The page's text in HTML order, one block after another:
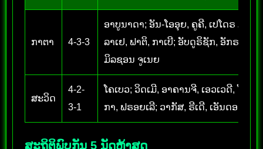
ກາຕາ 4-3-3
ອາບູນາດາ; ອັນ-ໂອອຸຍ, ຄູຄີ, ເປໂດຣ ມິເກວ
ລາເຢ, ຟາຕິ, ກາເບີ; ອັບດູຣິຊັກ, ອັກຣາມ ອ
ມິລຊອນ ຈູເນຍ
ສະວິດ
4-2-
3-1
ໂຄເບວ; ວິດເມີ, ອາຄານຈີ, ເອວເວດີ, ໂຣດ
ກາ, ຟຣອຍເລີ; ວາກັສ, ຣີເດີ, ເອັນດອຍ; ອ
ສະຖິຕິພົບກັນ 5 ນັດຫຼ້າສຸດ